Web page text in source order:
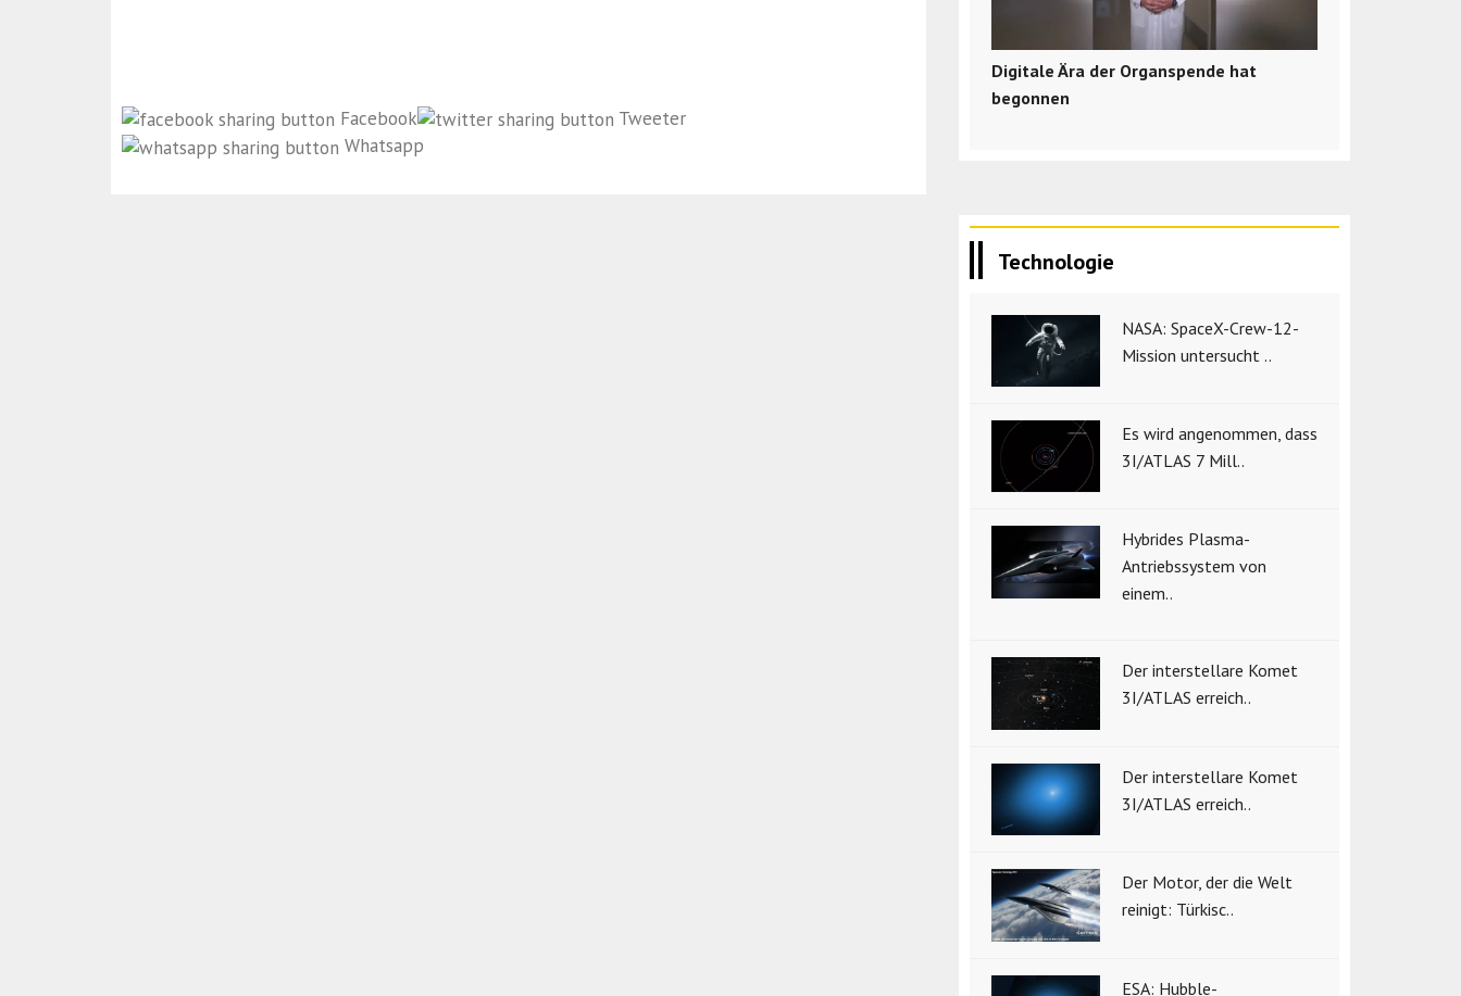
Facebook
Tweeter
Whatsapp
Digitale Ära der Organspende hat
begonnen
Technologie
NASA: SpaceX-Crew-12-
Mission untersucht ..
Es wird angenommen, dass
3I/ATLAS 7 Mill..
Hybrides Plasma-
Antriebssystem von
einem..
Der interstellare Komet
3I/ATLAS erreich..
Der interstellare Komet
3I/ATLAS erreich..
Der Motor, der die Welt
reinigt: Türkisc..
ESA: Hubble-